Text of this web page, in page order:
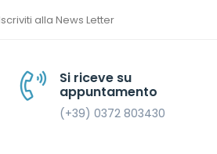
alla News Letter
Si riceve su
appuntamento
(+39) 0372 803430